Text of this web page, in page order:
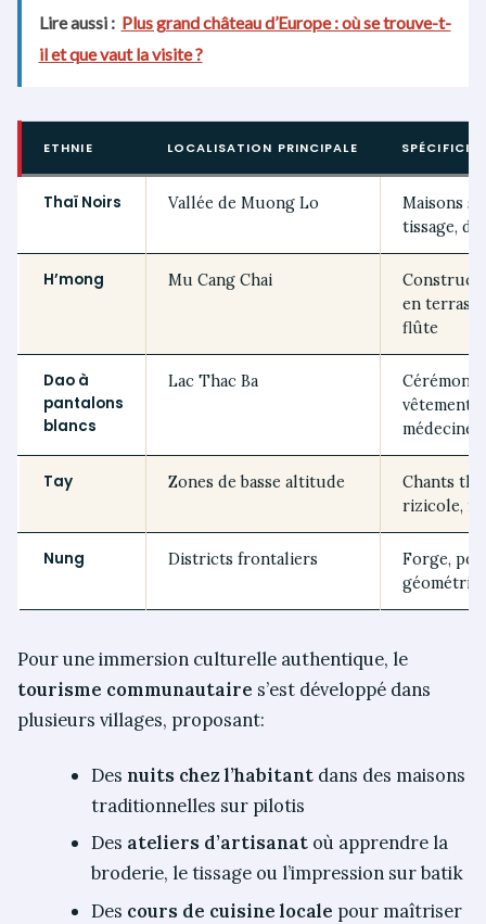
Lire aussi : Plus grand château d’Europe : où se trouve-t-
il et que vaut la visite ?
ETHNIE LOCALISATION PRINCIPALE
Thaï Noirs Vallée de Muong Lo
Maisons
tissage,
H’mong Mu Cang Chai
en
flûte
Dao à
pantalons
blancs
Lac Thac Ba
vêtements
médecine
Tay Zones de basse altitude
Chants
rizicole,
Nung Districts frontaliers
Forge,
Pour une immersion culturelle authentique, le
tourisme communautaire s’est développé dans
plusieurs villages, proposant:
Des nuits chez l’habitant dans des maisons
traditionnelles sur pilotis
Des ateliers d’artisanat où apprendre la
broderie, le tissage ou l’impression sur batik
Des cours de cuisine locale pour maîtriser